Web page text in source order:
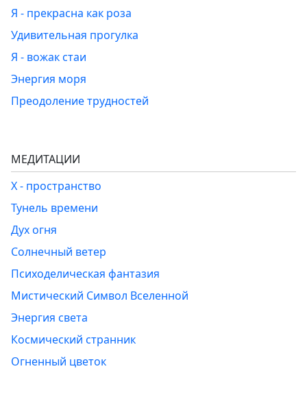
Я - прекрасна как роза
Удивительная прогулка
Я - вожак стаи
Энергия моря
Преодоление трудностей
МЕДИТАЦИИ
Х - пространство
Тунель времени
Дух огня
Солнечный ветер
Психоделическая фантазия
Мистический Символ Вселенной
Энергия света
Космический странник
Огненный цветок